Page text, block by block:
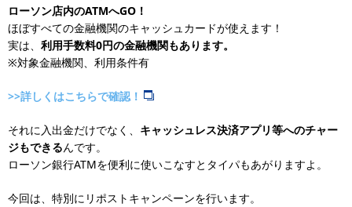
ローソン店内のATMへGO！
ほぼすべての金融機関のキャッシュカードが使えます！
実は、 利用手数料0円の金融機関もあります。
※対象金融機関、利用条件有
>>詳しくはこちらで確認！
それに入出金だけでなく、 キャッシュレス決済アプリ等へのチャー
ジもできるんです。
ローソン銀行ATMを便利に使いこなすとタイパもあがりますよ。
今回は、特別にリポストキャンペーンを行います。